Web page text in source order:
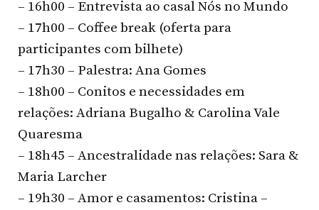
– 16h00 – Entrevista ao casal Nós no Mundo
– 17h00 – Coffee break (oferta para
participantes com bilhete)
– 17h30 – Palestra: Ana Gomes
– 18h00 – Conitos e necessidades em
relações: Adriana Bugalho & Carolina Vale
Quaresma
– 18h45 – Ancestralidade nas relações: Sara &
Maria Larcher
– 19h30 – Amor e casamentos: Cristina –